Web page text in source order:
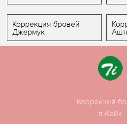
Коррекция бровей
Джермук
Коррекция
в Вайк